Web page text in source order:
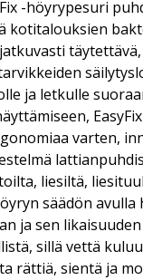
-höyrypesuri
kotitalouksien
ja letkulle
varten,
liesiltä,
säädön
ja sen
sillä vettä
rättiä, sientä ja